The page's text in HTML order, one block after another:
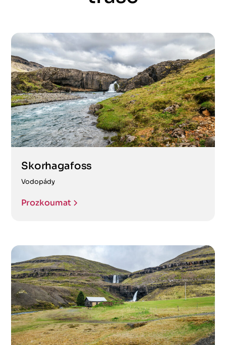
Skorhagafoss
Vodopády
Prozkoumat